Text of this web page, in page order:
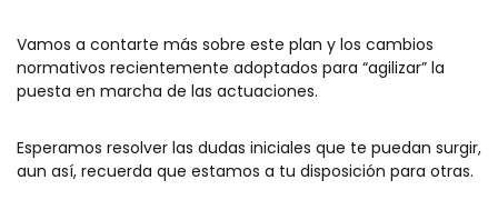
Vamos a contarte más sobre este plan y los cambios
normativos recientemente adoptados para “agilizar” la
puesta en marcha de las actuaciones.
Esperamos resolver las dudas iniciales que te puedan surgir,
aun así, recuerda que estamos a tu disposición para otras.